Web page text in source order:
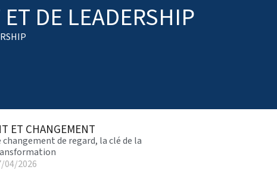
DE LEADERSHIP
ET CHANGEMENT
changement de regard, la clé de la
04/2026